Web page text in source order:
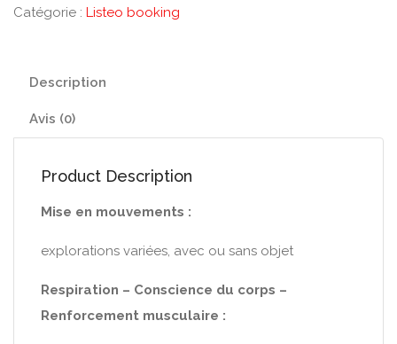
Catégorie : Listeo booking
Description
Avis (0)
Product Description
Mise en mouvements :
explorations variées, avec ou sans objet
Respiration – Conscience du corps –
Renforcement musculaire :